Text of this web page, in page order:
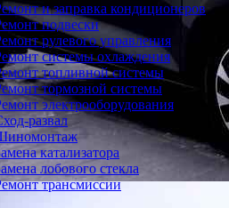
и заправка кондиционеров
подвески
рулевого управления
системы охлаждения
топливной системы
тормозной системы
электрооборудования
развал
катализатора
лобового стекла
трансмиссии